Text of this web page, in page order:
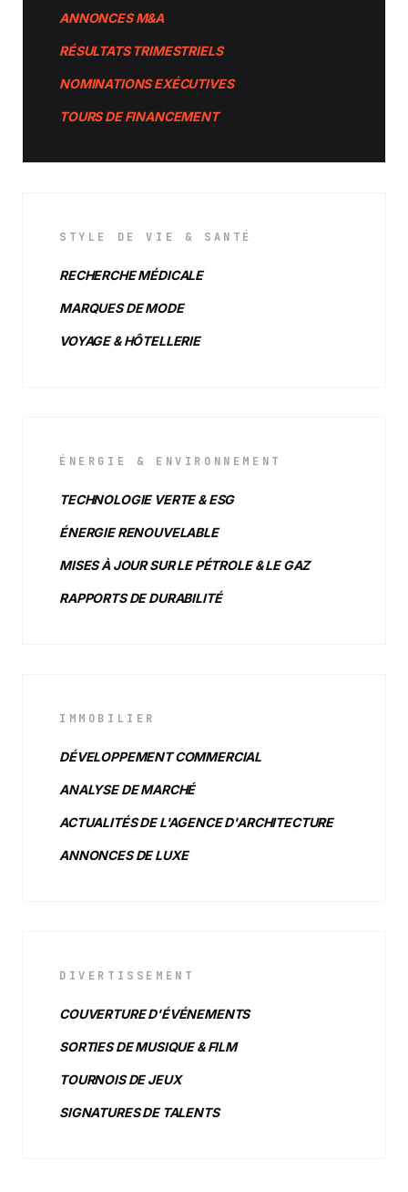
ANNONCES M&A
RÉSULTATS TRIMESTRIELS
NOMINATIONS EXÉCUTIVES
TOURS DE FINANCEMENT
STYLE DE VIE & SANTÉ
RECHERCHE MÉDICALE
MARQUES DE MODE
VOYAGE & HÔTELLERIE
ÉNERGIE & ENVIRONNEMENT
TECHNOLOGIE VERTE & ESG
ÉNERGIE RENOUVELABLE
MISES À JOUR SUR LE PÉTROLE & LE GAZ
RAPPORTS DE DURABILITÉ
IMMOBILIER
DÉVELOPPEMENT COMMERCIAL
ANALYSE DE MARCHÉ
ACTUALITÉS DE L'AGENCE D'ARCHITECTURE
ANNONCES DE LUXE
DIVERTISSEMENT
COUVERTURE D'ÉVÉNEMENTS
SORTIES DE MUSIQUE & FILM
TOURNOIS DE JEUX
SIGNATURES DE TALENTS